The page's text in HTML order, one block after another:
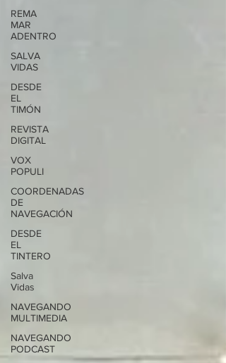
REMA
MAR
ADENTRO
SALVA
VIDAS
DESDE
EL
TIMÓN
REVISTA
DIGITAL
VOX
POPULI
COORDENADAS
DE
NAVEGACIÓN
DESDE
EL
TINTERO
Salva
Vidas
NAVEGANDO
MULTIMEDIA
NAVEGANDO
PODCAST